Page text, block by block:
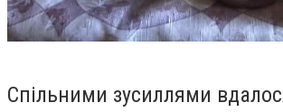
Спільними зусиллями